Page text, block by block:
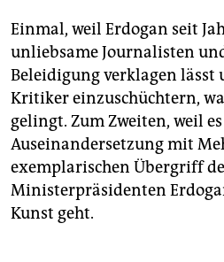
Einmal, weil Erdogan seit
unliebsame Journalisten
Beleidigung verklagen lässt
Kritiker einzuschüchtern,
gelingt. Zum Zweiten, weil
Auseinandersetzung mit
exemplarischen Übergriff
Ministerpräsidenten
Kunst geht.